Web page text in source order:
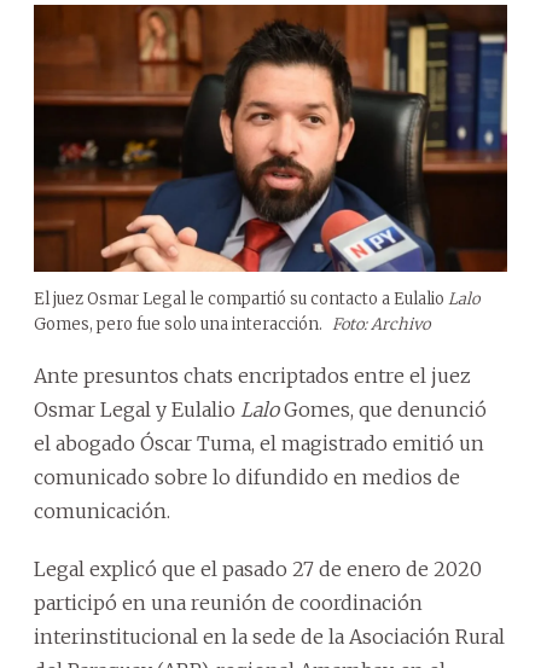
El juez Osmar Legal le compartió su contacto a Eulalio Lalo
Gomes, pero fue solo una interacción. Foto: Archivo
Ante presuntos chats encriptados entre el juez
Osmar Legal y Eulalio LaloGomes, que denunció
el abogado Óscar Tuma, el magistrado emitió un
comunicado sobre lo difundido en medios de
comunicación.
Legal explicó que el pasado 27 de enero de 2020
participó en una reunión de coordinación
interinstitucional en la sede de la Asociación Rural